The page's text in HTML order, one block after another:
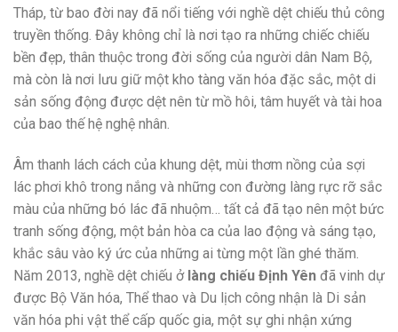
Tháp, từ bao đời nay đã nổi tiếng với nghề dệt chiếu thủ công
truyền thống. Đây không chỉ là nơi tạo ra những chiếc chiếu
bền đẹp, thân thuộc trong đời sống của người dân Nam Bộ,
mà còn là nơi lưu giữ một kho tàng văn hóa đặc sắc, một di
sản sống động được dệt nên từ mồ hôi, tâm huyết và tài hoa
của bao thế hệ nghệ nhân.
Âm thanh lách cách của khung dệt, mùi thơm nồng của sợi
lác phơi khô trong nắng và những con đường làng rực rỡ sắc
màu của những bó lác đã nhuộm… tất cả đã tạo nên một bức
tranh sống động, một bản hòa ca của lao động và sáng tạo,
khắc sâu vào ký ức của những ai từng một lần ghé thăm.
Năm 2013, nghề dệt chiếu ở làng chiếu Định Yên đã vinh dự
được Bộ Văn hóa, Thể thao và Du lịch công nhận là Di sản
văn hóa phi vật thể cấp quốc gia, một sự ghi nhận xứng